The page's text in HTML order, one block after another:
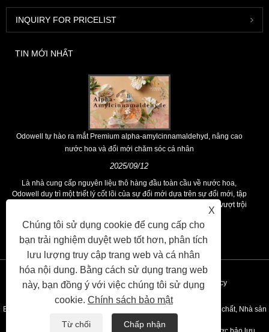
INQUIRY FOR PRICELIST
TIN MỚI NHẤT
Odowell tự hào ra mắt Premium alpha-amylcinnamaldehyd, nâng cao
nước hoa và đổi mới chăm sóc cá nhân
2025/09/12
Là nhà cung cấp nguyên liệu thô hàng đầu toàn cầu về nước hoa,
Odowell duy trì một triết lý cốt lõi của sự đổi mới dựa trên sự đổi mới, tập
trung vào chất lượng, liên tục cung cấp các giải pháp nước hoa vượt trội
liên kết Sitemap RSS XML Privacy Policy
Bản quyền © 2020 Kunshan Odowell CO., LTD - China Aroma Hóa chất, Nhà sản
X
Chúng tôi sử dụng cookie để cung cấp cho
bạn trải nghiệm duyệt web tốt hơn, phân tích
lưu lượng truy cập trang web và cá nhân
hóa nội dung. Bằng cách sử dụng trang web
này, bạn đồng ý với việc chúng tôi sử dụng
cookie. Chính sách bảo mật
Từ chối Chấp nhận